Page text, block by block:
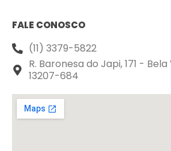
FALE CONOSCO
(11) 3379-5822
R. Baronesa do Japi, 171 -
13207-684